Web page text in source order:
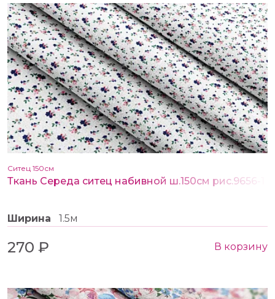
Ситец 150см
Ткань Середа ситец набивной ш.150см рис.9656-1
Ширина 1.5м
270 ₽ В корзину